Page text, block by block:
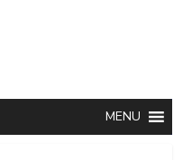
MENU